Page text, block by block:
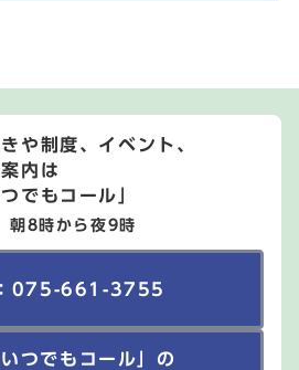
や制度、イベント、
内は
でもコール」
8時から夜9時
075-661-3755
いつでもコール」の